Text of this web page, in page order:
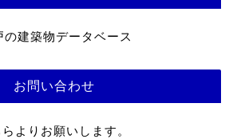
建築物データベース
お問い合わせ
よりお願いします。